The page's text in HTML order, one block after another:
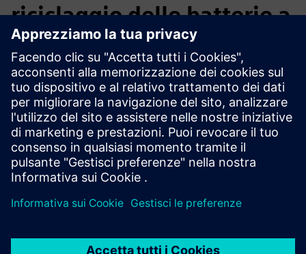
riciclaggio delle batterie a
Qingdao in Cina
Fabbrica di riferimento digitale e standardizzata
Una capacità di frantumazione e selezione di 10.000
tonnellate di celle di batterie di scarto
Una capacità di utilizzo secondario di 30.000 tonnellate
Una capacità di trattamento di 2.000 tonnellate di fogli di
elettrodi di scarto